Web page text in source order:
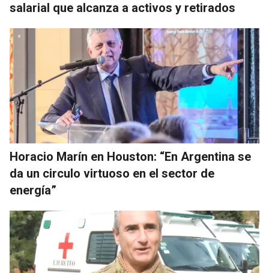
salarial que alcanza a activos y retirados
Horacio Marín en Houston: “En Argentina se
da un circulo virtuoso en el sector de
energía”